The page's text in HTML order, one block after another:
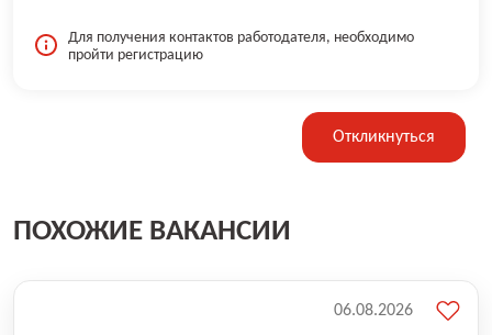
Для получения контактов работодателя, необходимо
пройти регистрацию
Откликнуться
ПОХОЖИЕ ВАКАНСИИ
06.08.2026